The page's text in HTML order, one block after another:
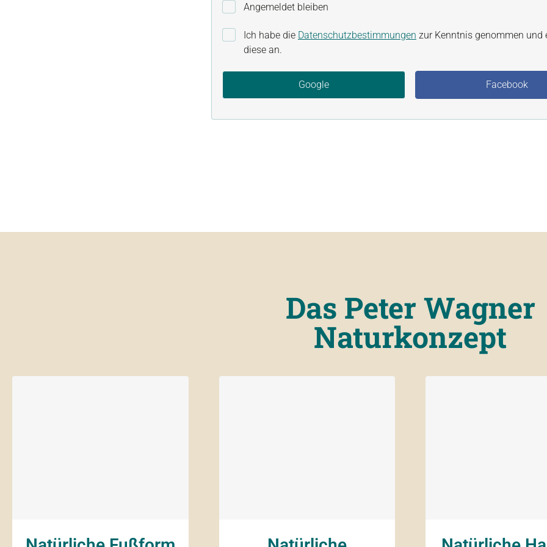
Angemeldet bleiben
Ich habe die Datenschutzbestimmungen zur Kenntnis genommen und
diese an.
Google Facebook
Das Peter Wagner
Naturkonzept